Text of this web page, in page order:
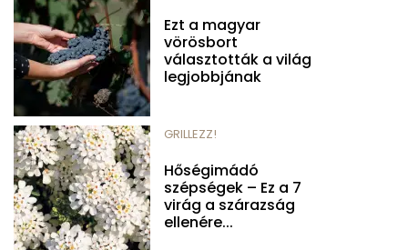
Ezt a magyar
vörösbort
választották a világ
legjobbjának
GRILLEZZ!
Hőségimádó
szépségek – Ez a 7
virág a szárazság
ellenére...